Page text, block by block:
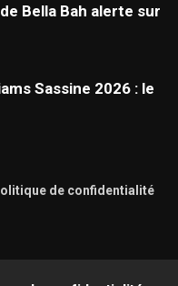
Bella Bah alerte sur
Sassine 2026 : le
de confidentialité